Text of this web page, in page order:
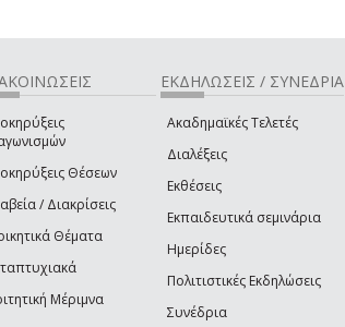
Θέσεων
/ Διακρίσεις
Θέματα
Μέριμνα
ΕΚΔΗΛΩΣΕΙΣ / ΣΥΝΕΔΡΙΑ
Ακαδημαϊκές Τελετές
Διαλέξεις
Εκθέσεις
Εκπαιδευτικά σεμινάρια
Ημερίδες
Πολιτιστικές Εκδηλώσεις
Συνέδρια